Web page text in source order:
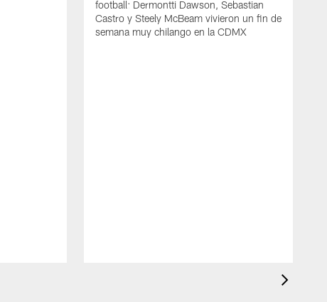
football: Dermontti Dawson, Sebastian
Castro y Steely McBeam vivieron un fin de
semana muy chilango en la CDMX